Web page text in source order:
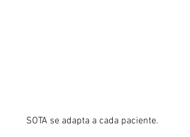
SOTA se adapta a cada paciente.